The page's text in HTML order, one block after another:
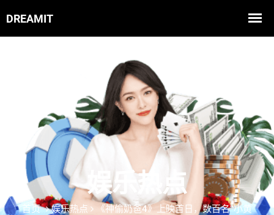
娱乐热点
首页 娱乐热点
《神偷奶爸4》上映首日，数百名“小黄